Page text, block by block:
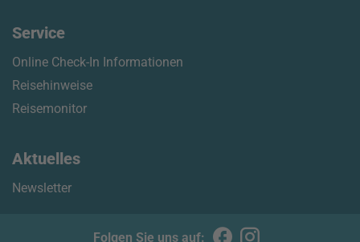
Service
Online Check-In Informationen
Reisehinweise
Reisemonitor
Aktuelles
Newsletter
Folgen Sie uns auf: